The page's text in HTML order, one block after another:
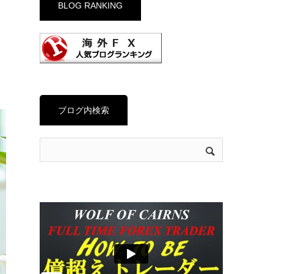
BLOG RANKING
ブログ内検索